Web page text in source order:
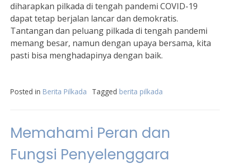
diharapkan pilkada di tengah pandemi COVID-19
dapat tetap berjalan lancar dan demokratis.
Tantangan dan peluang pilkada di tengah pandemi
memang besar, namun dengan upaya bersama, kita
pasti bisa menghadapinya dengan baik.
Posted in Berita Pilkada Tagged berita pilkada
Memahami Peran dan
Fungsi Penyelenggara